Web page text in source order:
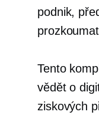
podnik,
Tento
vědět o
ziskových